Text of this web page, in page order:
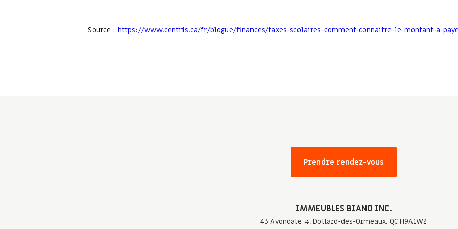
Source : https://www.centris.ca/fr/blogue/finances/taxes-scolaires-comment-connaitre-le-montant-a-
Prendre rendez-vous
IMMEUBLES BIANO INC.
43 Avondale #, Dollard-des-Ormeaux, QC H9A1W2